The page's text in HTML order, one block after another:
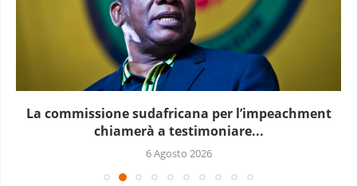
La commissione sudafricana per l’impeachment
chiamerà a testimoniare...
6 Agosto 2026